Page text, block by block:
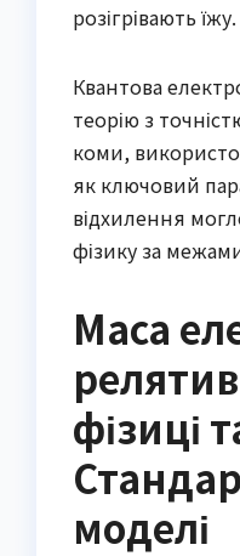
розігрівають їжу.
Квантова
теорію з
коми,
як ключовий
відхилення
фізику за
Маса
фізиці
моделі